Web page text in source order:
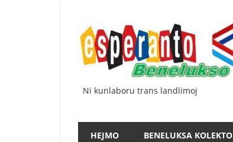
enhavo
Ni kunlaboru trans landlimoj
HEJMO BENELUKSA KOLEKTO